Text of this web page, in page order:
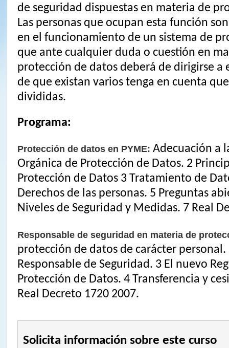
de seguridad dispuestas en materia de
Las personas que ocupan esta función
en el funcionamiento de un sistema de
que ante cualquier duda o cuestión en
protección de datos deberá de dirigirse a
de que existan varios tenga en cuenta
divididas.
Programa:
Protección de datos en PYME: Adecuación a
Orgánica de Protección de Datos. 2
Protección de Datos 3 Tratamiento de
Derechos de las personas. 5 Preguntas
Niveles de Seguridad y Medidas. 7 Real
Responsable de seguridad en materia de
protección de datos de carácter personal.
Responsable de Seguridad. 3 El nuevo
Protección de Datos. 4 Transferencia y
Real Decreto 1720 2007.
Solicita información sobre este curso